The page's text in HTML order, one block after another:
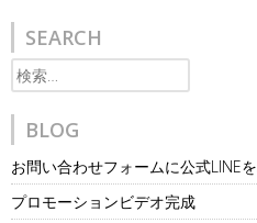
SEARCH
検
索:
BLOG
お問い合わせフォームに公式LINE
プロモーションビデオ完成